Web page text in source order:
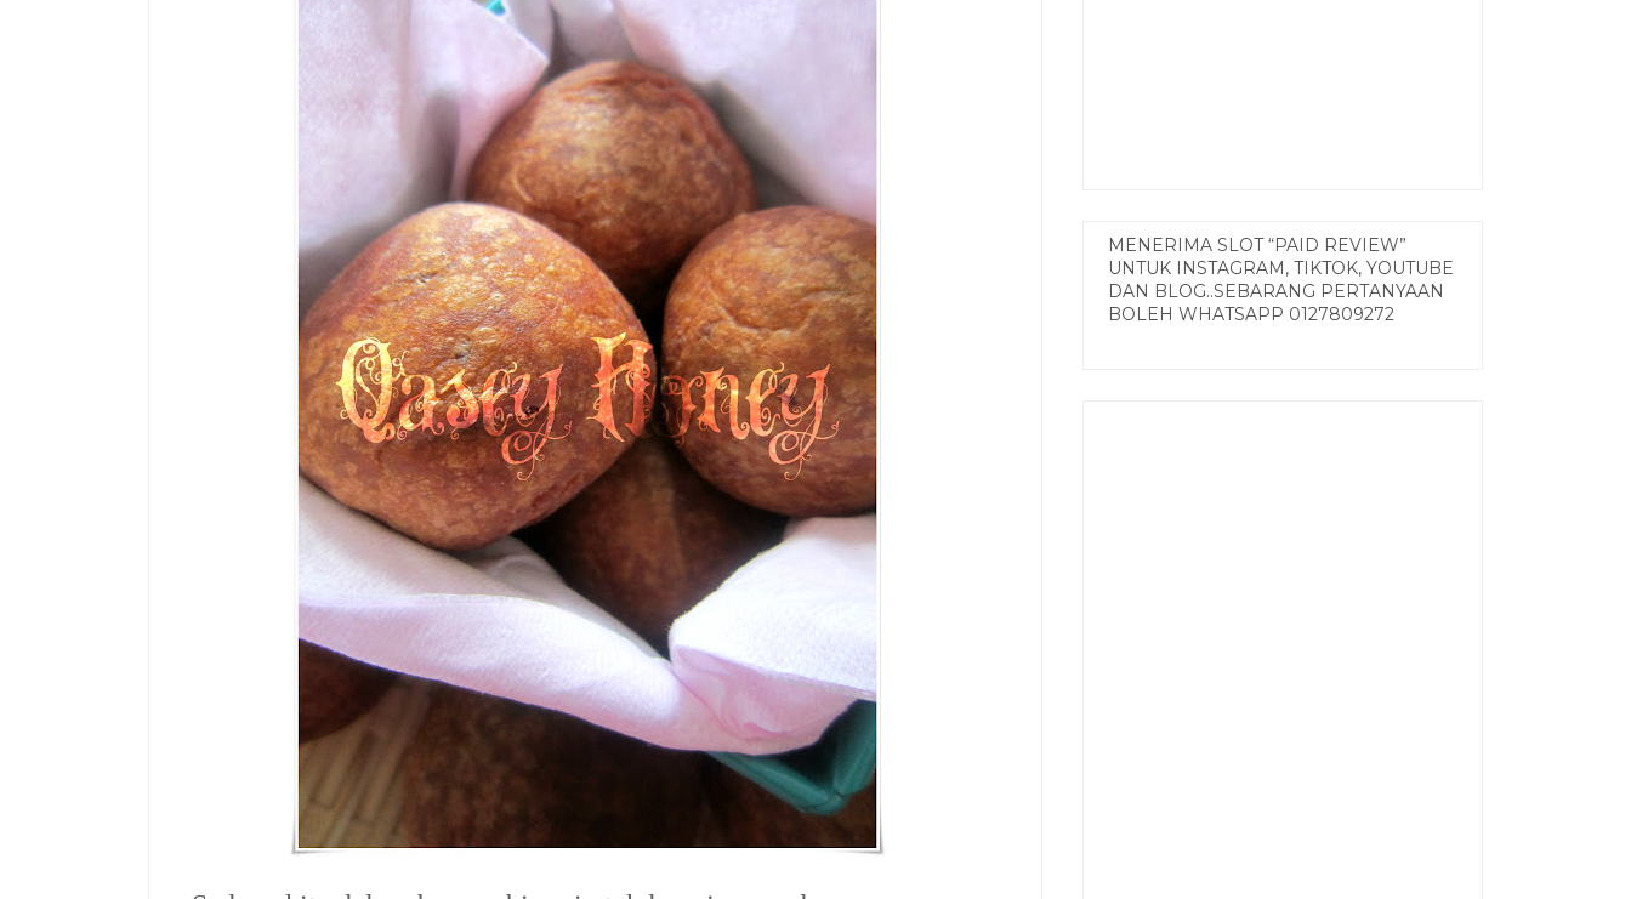
MENERIMA SLOT “PAID REVIEW”
UNTUK INSTAGRAM, TIKTOK, YOUTUBE
DAN BLOG..SEBARANG PERTANYAAN
BOLEH WHATSAPP 0127809272